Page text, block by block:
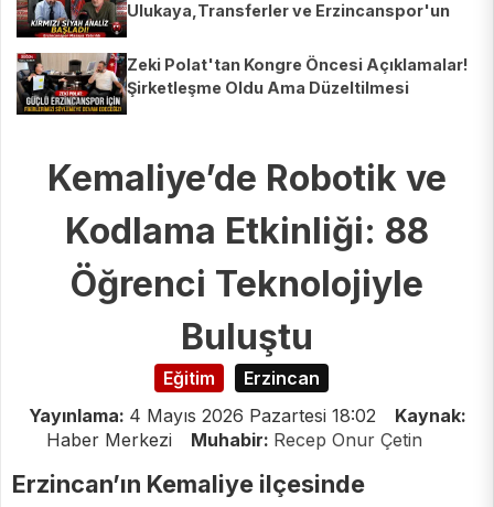
Ulukaya,Transferler ve Erzincanspor'un
Zeki Polat'tan Kongre Öncesi Açıklamalar!
Şirketleşme Oldu Ama Düzeltilmesi
Kemaliye’de Robotik ve
Kodlama Etkinliği: 88
Öğrenci Teknolojiyle
Buluştu
Eğitim
Erzincan
Yayınlama: 4 Mayıs 2026 Pazartesi 18:02
Kaynak:
Haber Merkezi
Muhabir: Recep Onur Çetin
Erzincan’ın Kemaliye ilçesinde